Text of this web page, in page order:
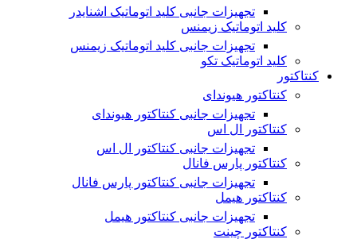
تجهیزات جانبی کلید اتوماتیک اشنایدر
کلید اتوماتیک زیمنس
تجهیزات جانبی کلید اتوماتیک زیمنس
کلید اتوماتیک تکو
کنتاکتور
کنتاکتور هیوندای
تجهیزات جانبی کنتاکتور هیوندای
کنتاکتور ال اس
تجهیزات جانبی کنتاکتور ال اس
کنتاکتور پارس فانال
تجهیزات جانبی کنتاکتور پارس فانال
کنتاکتور هیمل
تجهیزات جانبی کنتاکتور هیمل
کنتاکتور چینت